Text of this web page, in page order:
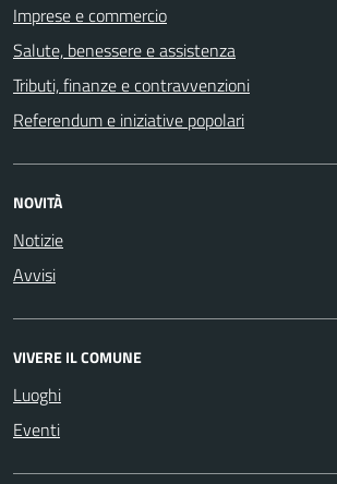
Imprese e commercio
Salute, benessere e assistenza
Tributi, finanze e contravvenzioni
Referendum e iniziative popolari
NOVITÀ
Notizie
Avvisi
VIVERE IL COMUNE
Luoghi
Eventi